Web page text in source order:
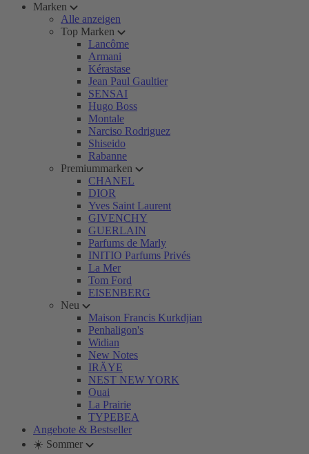
Marken
Alle anzeigen
Top Marken
Lancôme
Armani
Kérastase
Jean Paul Gaultier
SENSAI
Hugo Boss
Montale
Narciso Rodriguez
Shiseido
Rabanne
Premiummarken
CHANEL
DIOR
Yves Saint Laurent
GIVENCHY
GUERLAIN
Parfums de Marly
INITIO Parfums Privés
La Mer
Tom Ford
EISENBERG
Neu
Maison Francis Kurkdjian
Penhaligon's
Widian
New Notes
IRÄYE
NEST NEW YORK
Ouai
La Prairie
TYPEBEA
Angebote & Bestseller
☀️ Sommer